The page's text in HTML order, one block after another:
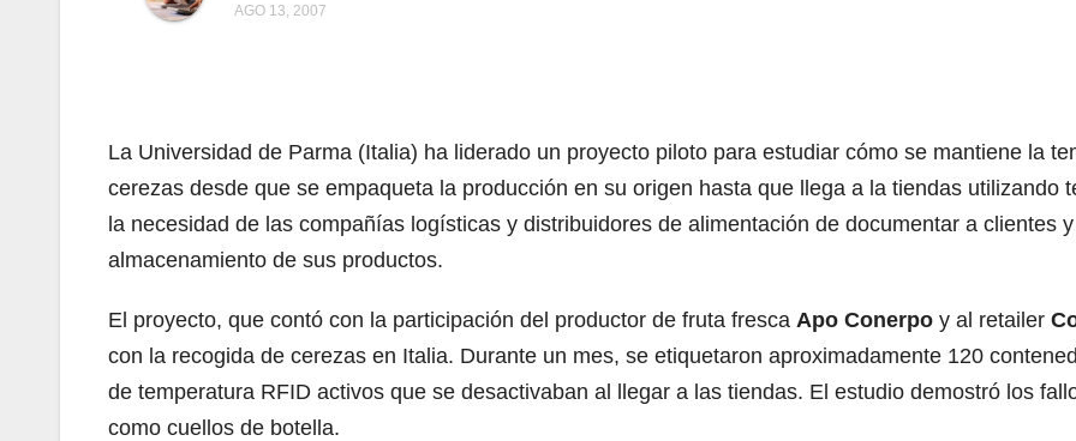
AGO 13, 2007
La Universidad de Parma (Italia) ha liderado un proyecto piloto para estudiar cómo se mantiene la
cerezas desde que se empaqueta la producción en su origen hasta que llega a la tiendas utilizando
la necesidad de las compañías logísticas y distribuidores de alimentación de documentar a clientes
almacenamiento de sus productos.
El proyecto, que contó con la participación del productor de fruta fresca Apo Conerpo y al retailer
con la recogida de cerezas en Italia. Durante un mes, se etiquetaron aproximadamente 120
de temperatura RFID activos que se desactivaban al llegar a las tiendas. El estudio demostró los
como cuellos de botella.